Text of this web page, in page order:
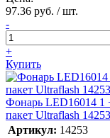
97.36 руб. / шт.
-
+
Купить
Фонарь LED16014 1
пакет Ultraflash 14253
Артикул: 14253